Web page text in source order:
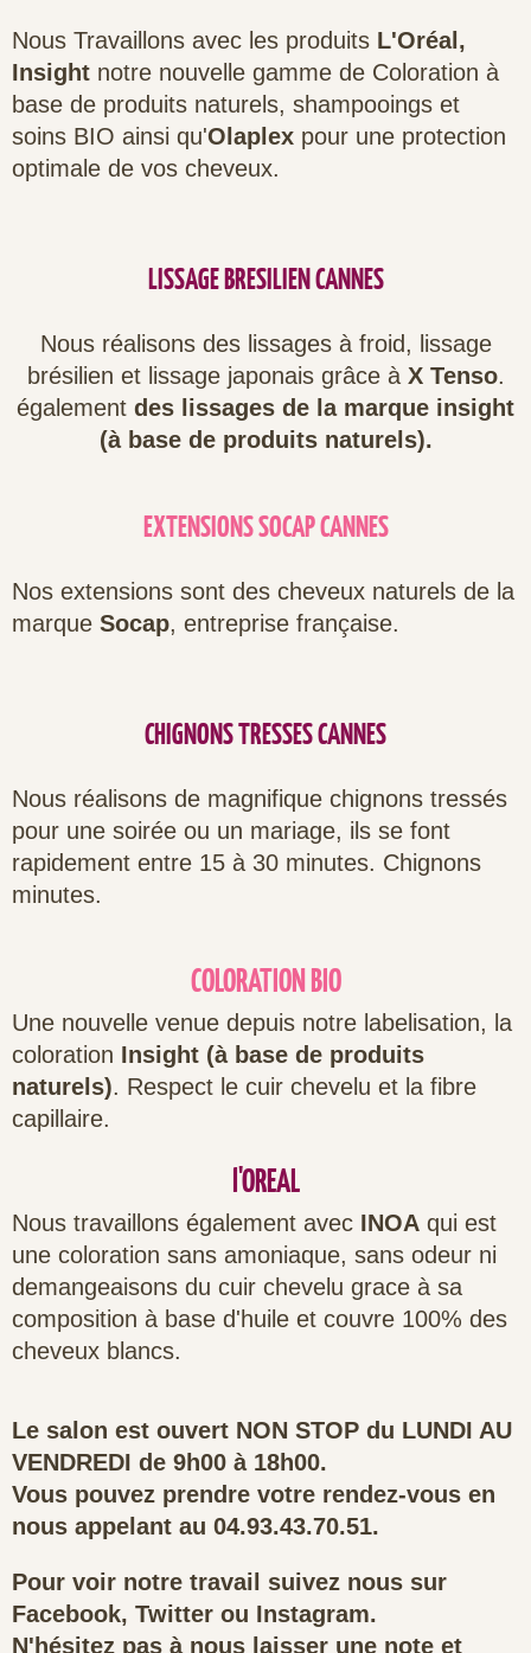
Nous Travaillons avec les produits L'Oréal,
Insight notre nouvelle gamme de Coloration à
base de produits naturels, shampooings et
soins BIO ainsi qu'Olaplex pour une protection
optimale de vos cheveux.
LISSAGE BRESILIEN CANNES
Nous réalisons des lissages à froid, lissage
brésilien et lissage japonais grâce à X Tenso.
également des lissages de la marque insight
(à base de produits naturels).
EXTENSIONS SOCAP CANNES
Nos extensions sont des cheveux naturels de la
marque Socap, entreprise française.
CHIGNONS TRESSES CANNES
Nous réalisons de magnifique chignons tressés
pour une soirée ou un mariage, ils se font
rapidement entre 15 à 30 minutes. Chignons
minutes.
COLORATION BIO
Une nouvelle venue depuis notre labelisation, la
coloration Insight (à base de produits
naturels). Respect le cuir chevelu et la fibre
capillaire.
l'OREAL
Nous travaillons également avec INOA qui est
une coloration sans amoniaque, sans odeur ni
demangeaisons du cuir chevelu grace à sa
composition à base d'huile et couvre 100% des
cheveux blancs.
Le salon est ouvert NON STOP du LUNDI AU
VENDREDI de 9h00 à 18h00.
Vous pouvez prendre votre rendez-vous en
nous appelant au 04.93.43.70.51.
Pour voir notre travail suivez nous sur
Facebook, Twitter ou Instagram.
N'hésitez pas à nous laisser une note et